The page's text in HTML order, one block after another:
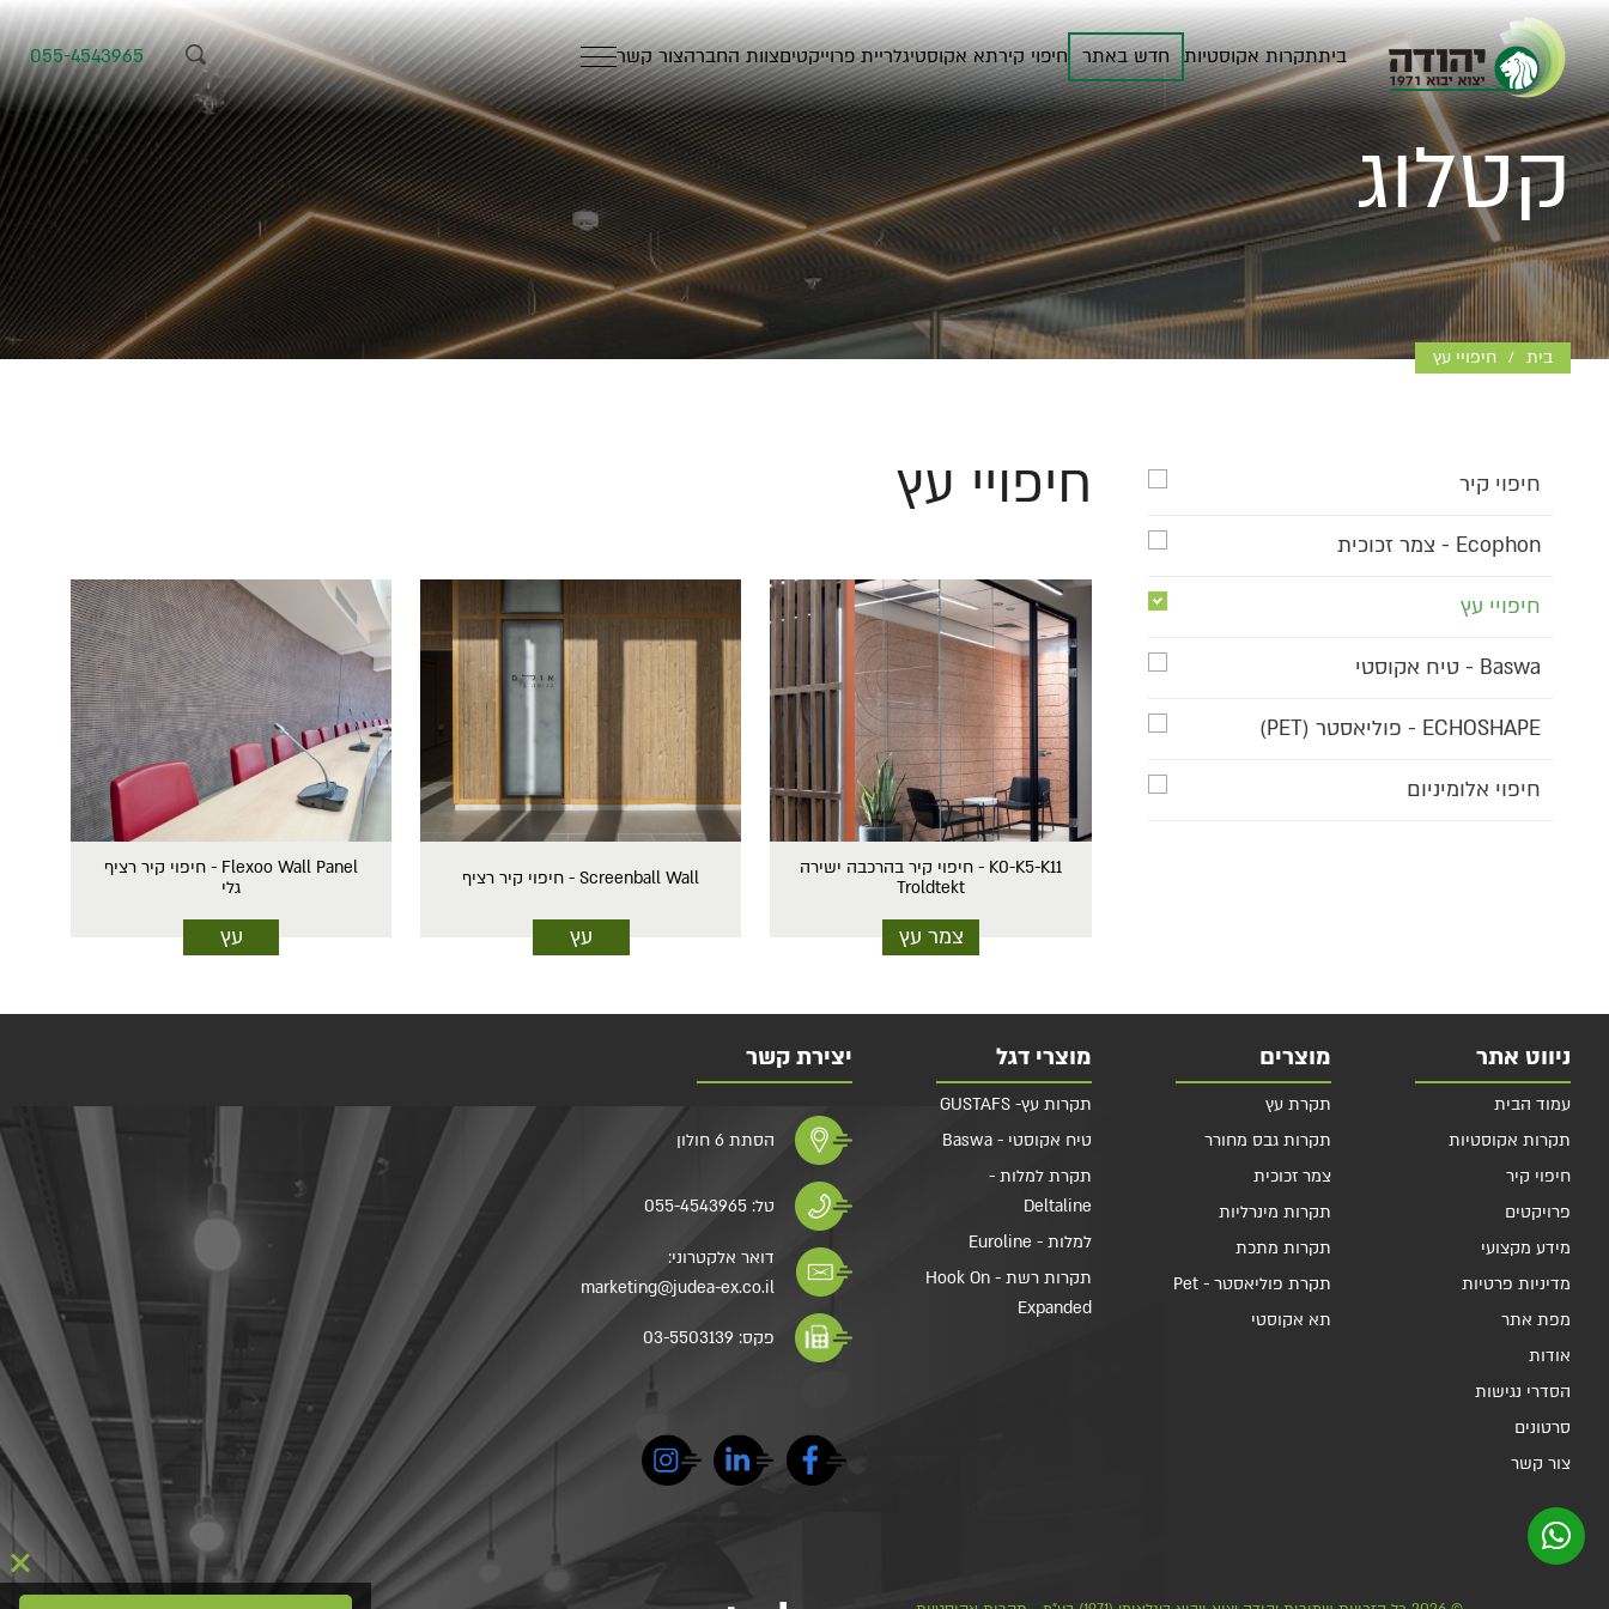
ביתתקרות אקוסטיות חדש באתר חיפוי קירתא אקוסטיגלריית פרוייקטיםצוות החברהצור קשר 055-4543965
קטלוג
בית / חיפויי עץ
חיפוי קיר
Ecophon - צמר זכוכית
חיפויי עץ
Baswa - טיח אקוסטי
ECHOSHAPE - פוליאסטר (PET)
חיפוי אלומיניום
חיפויי עץ
צמר עץ
K0-K5-K11 - חיפוי קיר בהרכבה ישירה
Troldtekt
עץ
Screenball Wall - חיפוי קיר רציף
עץ
Flexoo Wall Panel - חיפוי קיר רציף
גלי
ניווט אתר
עמוד הבית
תקרות אקוסטיות
חיפוי קיר
פרויקטים
מידע מקצועי
מדיניות פרטיות
מפת אתר
אודות
הסדרי נגישות
סרטונים
צור קשר
מוצרים
תקרת עץ
תקרות גבס מחורר
צמר זכוכית
תקרות מינרליות
תקרות מתכת
תקרת פוליאסטר - Pet
תא אקוסטי
מוצרי דגל
תקרות עץ- GUSTAFS
טיח אקוסטי - Baswa
תקרת למלות -
Deltaline
למלות - Euroline
תקרות רשת - Hook On
Expanded
יצירת קשר
הסתת 6 חולון
טל: 055-4543965
דואר אלקטרוני:
marketing@judea-ex.co.il
פקס: 03-5503139